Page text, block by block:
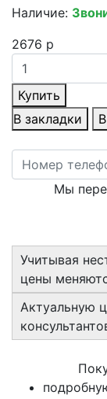
Наличие:
2676 р
Купить
В закладки
Мы
Учитывая
цены
Актуальную